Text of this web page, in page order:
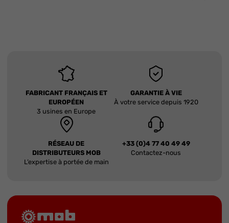
FABRICANT FRANÇAIS ET
EUROPÉEN
3 usines en Europe
GARANTIE À VIE
À votre service depuis 1920
RÉSEAU DE
DISTRIBUTEURS MOB
L’expertise à portée de main
+33 (0)4 77 40 49 49
Contactez-nous